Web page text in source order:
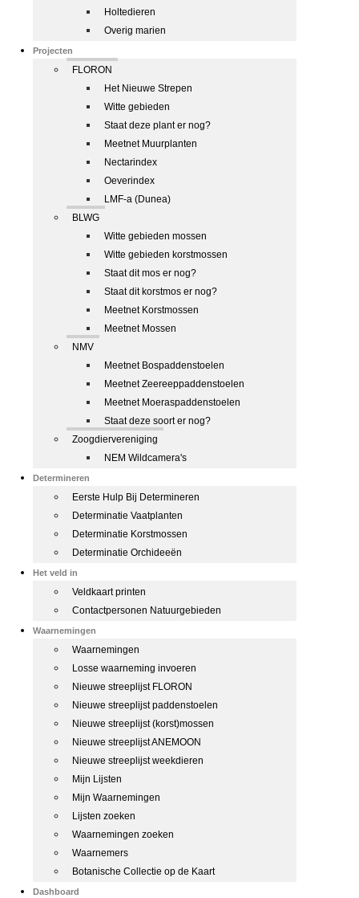
Holtedieren
Overig marien
Projecten
FLORON
Het Nieuwe Strepen
Witte gebieden
Staat deze plant er nog?
Meetnet Muurplanten
Nectarindex
Oeverindex
LMF-a (Dunea)
BLWG
Witte gebieden mossen
Witte gebieden korstmossen
Staat dit mos er nog?
Staat dit korstmos er nog?
Meetnet Korstmossen
Meetnet Mossen
NMV
Meetnet Bospaddenstoelen
Meetnet Zeereeppaddenstoelen
Meetnet Moeraspaddenstoelen
Staat deze soort er nog?
Zoogdiervereniging
NEM Wildcamera's
Determineren
Eerste Hulp Bij Determineren
Determinatie Vaatplanten
Determinatie Korstmossen
Determinatie Orchideeën
Het veld in
Veldkaart printen
Contactpersonen Natuurgebieden
Waarnemingen
Waarnemingen
Losse waarneming invoeren
Nieuwe streeplijst FLORON
Nieuwe streeplijst paddenstoelen
Nieuwe streeplijst (korst)mossen
Nieuwe streeplijst ANEMOON
Nieuwe streeplijst weekdieren
Mijn Lijsten
Mijn Waarnemingen
Lijsten zoeken
Waarnemingen zoeken
Waarnemers
Botanische Collectie op de Kaart
Dashboard